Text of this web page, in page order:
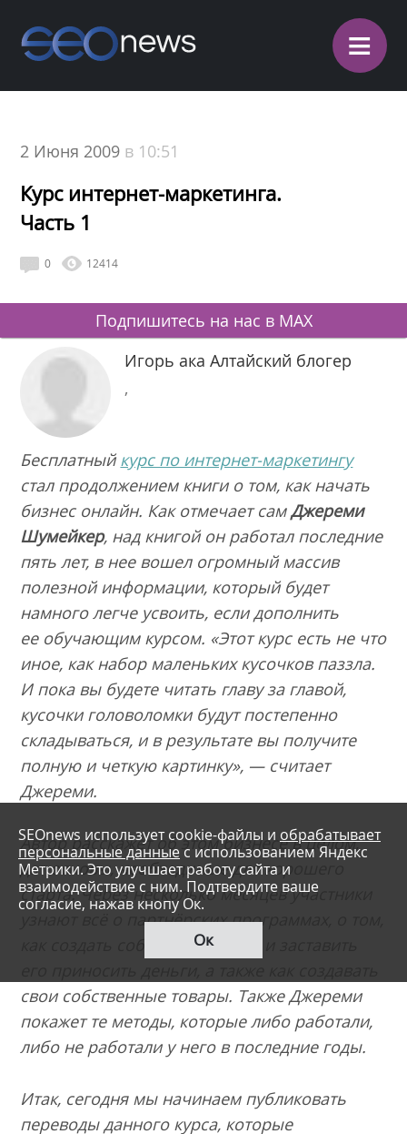
≡
2 Июня 2009 в 10:51
Курс интернет-маркетинга.
Часть 1
0 12414
Подпишитесь на нас в MAX
Игорь ака Алтайский блогер
,
Бесплатный курс по интернет-маркетингу
стал продолжением книги о том, как начать
бизнес онлайн. Как отмечает самДжереми
Шумейкер, над книгой он работал последние
пять лет, в нее вошел огромный массив
полезной информации, который будет
намного легче усвоить, если дополнить
ее обучающим курсом. «Этот курс есть не что
иное, как набор маленьких кусочков паззла.
И пока вы будете читать главу за главой,
кусочки головоломки будут постепенно
складываться, и в результате вы получите
полную и четкую картинку», — считает
Джереми.
Автор расскажет об этом бизнесе в целом,
дат основы, необходимые для хорошего
старта. Через несколько месяцев участники
узнают всё о партнёрских программах, о том,
как создать собственный сайт и заставить
свои собственные товары. Также Джереми
покажет те методы, которые либо работали,
либо не работали у него в последние годы.
Итак, сегодня мы начинаем публиковать
переводы данного курса, которые
SEOnews использует cookie-файлы и обрабатывает
персональные данныес использованием Яндекс
Метрики. Это улучшает работу сайта и
взаимодействие с ним. Подтвердите ваше
согласие, нажав кнопу Ок.
Ок